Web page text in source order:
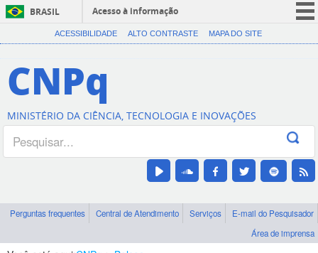
BRASIL
Acesso à informação
CORONAVÍRUS (COVID-19)
Canais
ACESSIBILIDADE ALTO CONTRASTE MAPA DO SITE
CNPq
MINISTÉRIO DA CIÊNCIA, TECNOLOGIA E INOVAÇÕES
Perguntas frequentes Central de Atendimento Serviços
E-mail do Pesquisador
Área de imprensa